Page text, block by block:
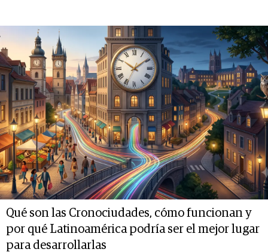
Qué son las Cronociudades, cómo funcionan y
por qué Latinoamérica podría ser el mejor lugar
para desarrollarlas